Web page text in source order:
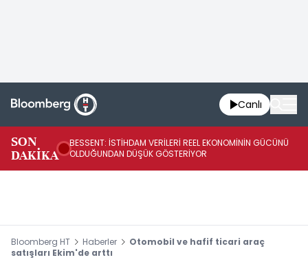
Canlı
SON
DAKİKA
BESSENT: İSTİHDAM VERİLERİ REEL EKONOMİNİN GÜCÜNÜ
OLDUĞUNDAN DÜŞÜK GÖSTERİYOR
Bloomberg HT Haberler
Otomobil ve hafif ticari araç
satışları Ekim'de arttı